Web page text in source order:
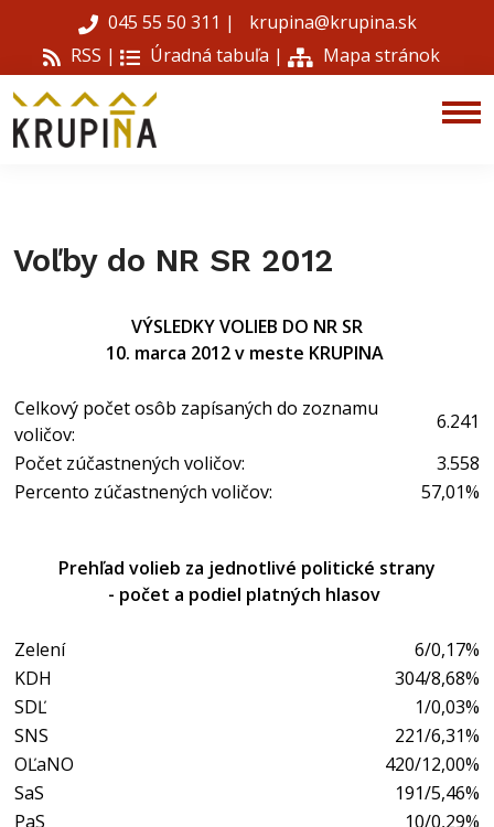
045 55 50 311 |
krupina@krupina.sk
RSS |
Úradná tabuľa | Mapa stránok
Voľby do NR SR 2012
VÝSLEDKY VOLIEB DO NR SR
10. marca 2012 v meste KRUPINA
Celkový počet osôb zapísaných do zoznamu
voličov:
6.241
Počet zúčastnených voličov:
3.558
Percento zúčastnených voličov:
57,01%
Prehľad volieb za jednotlivé politické strany
- počet a podiel platných hlasov
Zelení
6/0,17%
KDH
304/8,68%
SDĽ
1/0,03%
SNS
221/6,31%
OĽaNO
420/12,00%
SaS
191/5,46%
PaS
10/0,29%